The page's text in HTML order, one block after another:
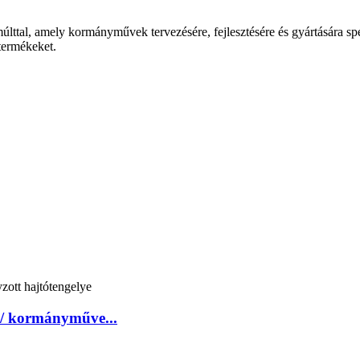
amely kormányművek tervezésére, fejlesztésére és gyártására
kormányműve...